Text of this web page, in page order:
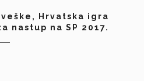
Hrvatska igra
nastup na SP 2017.